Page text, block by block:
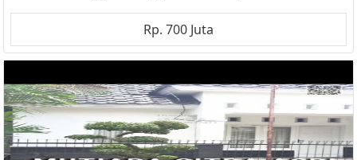
Rp. 700 Juta